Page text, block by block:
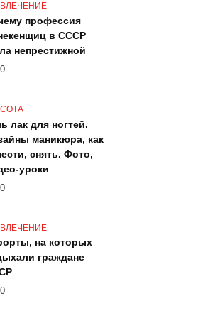
профессия
в СССР
непрестижной
0
лак для ногтей.
маникюра, как
снять. Фото,
уроки
0
на которых
граждане
0